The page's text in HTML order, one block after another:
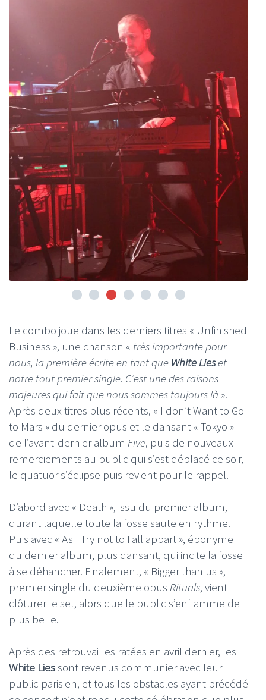
Le combo joue dans les derniers titres « Unfinished
Business », une chanson « très importante pour
nous, la première écrite en tant que White Lieset
notre tout premier single. C’est une des raisons
majeures qui fait que nous sommes toujours là ».
Après deux titres plus récents, « I don’t Want to Go
to Mars » du dernier opus et le dansant « Tokyo »
de l’avant-dernier album Five, puis de nouveaux
remerciements au public qui s’est déplacé ce soir,
le quatuor s’éclipse puis revient pour le rappel.
D’abord avec « Death », issu du premier album,
durant laquelle toute la fosse saute en rythme.
Puis avec « As I Try not to Fall appart », éponyme
du dernier album, plus dansant, qui incite la fosse
à se déhancher. Finalement, « Bigger than us »,
premier single du deuxième opus Rituals, vient
clôturer le set, alors que le public s’enflamme de
plus belle.
Après des retrouvailles ratées en avril dernier, les
White Liessont revenus communier avec leur
public parisien, et tous les obstacles ayant précédé